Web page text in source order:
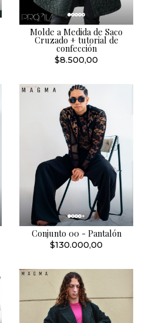
Molde a Medida de Saco
Cruzado + tutorial de
confección
$8.500,00
Conjunto 00 - Pantalón
$130.000,00